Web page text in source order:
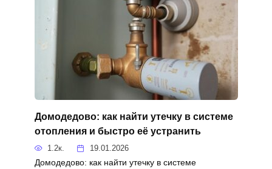
Домодедово: как найти утечку в системе
отопления и быстро её устранить
1.2к. 19.01.2026
Домодедово: как найти утечку в системе